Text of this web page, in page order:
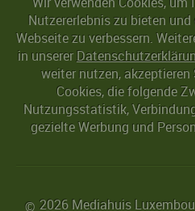
Nutzererlebnis zu bieten
Webseite zu verbessern.
in unserer
weiter nutzen, akzeptieren
Cookies, die folgende
Nutzungsstatistik,
gezielte Werbung und
© 2026 Mediahuis